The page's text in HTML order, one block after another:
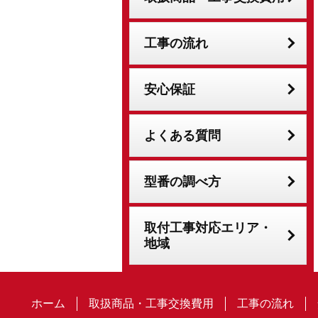
工事の流れ
安心保証
よくある質問
型番の調べ方
取付工事対応エリア・
地域
ホーム 取扱商品・工事交換費用 工事の流れ